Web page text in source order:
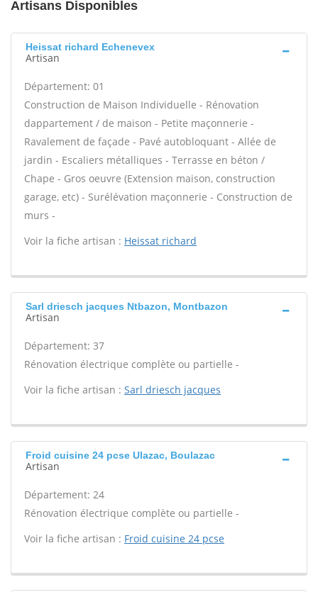
Artisans Disponibles
Heissat richard Echenevex
Artisan
Département: 01
Construction de Maison Individuelle - Rénovation
dappartement / de maison - Petite maçonnerie -
Ravalement de façade - Pavé autobloquant - Allée de
jardin - Escaliers métalliques - Terrasse en béton /
Chape - Gros oeuvre (Extension maison, construction
garage, etc) - Surélévation maçonnerie - Construction de
murs -
Voir la fiche artisan : Heissat richard
Sarl driesch jacques Ntbazon, Montbazon
Artisan
Département: 37
Rénovation électrique complète ou partielle -
Voir la fiche artisan : Sarl driesch jacques
Froid cuisine 24 pcse Ulazac, Boulazac
Artisan
Département: 24
Rénovation électrique complète ou partielle -
Voir la fiche artisan : Froid cuisine 24 pcse